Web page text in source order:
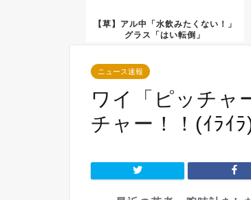
【草】アル中「水飲みたくない！」
グラス「はい転倒」
ニュース速報
ワイ「ピッチャ
チャー！！(ｲﾗｲﾗ)